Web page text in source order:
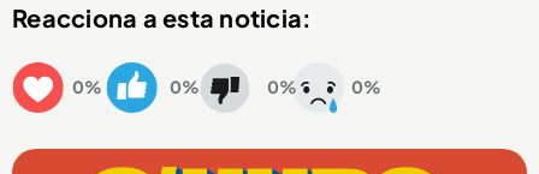
Reacciona a esta noticia:
0% 0% 0% 0%